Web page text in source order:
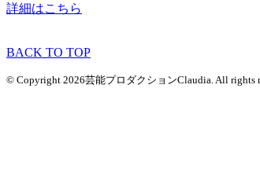
詳細はこちら
BACK TO TOP
© Copyright 2026芸能プロダクションClaudia. All rights